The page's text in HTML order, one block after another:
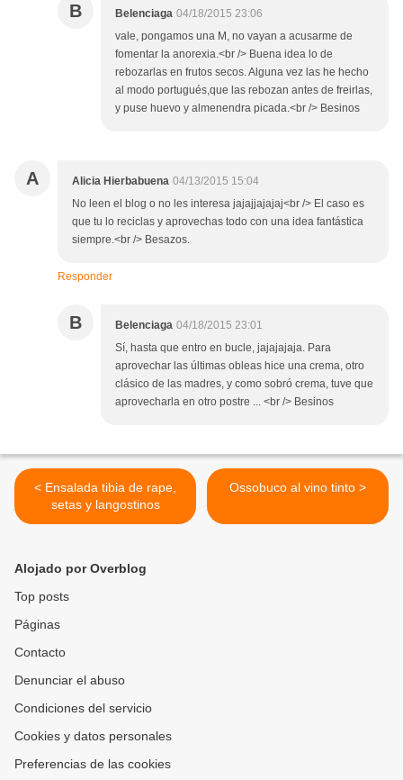
B Belenciaga 04/18/2015 23:06
vale, pongamos una M, no vayan a acusarme de
fomentar la anorexia.<br /> Buena idea lo de
rebozarlas en frutos secos. Alguna vez las he hecho
al modo portugués,que las rebozan antes de freirlas,
y puse huevo y almenendra picada.<br /> Besinos
A Alicia Hierbabuena 04/13/2015 15:04
No leen el blog o no les interesa jajajjajajaj<br /> El caso es
que tu lo reciclas y aprovechas todo con una idea fantástica
siempre.<br /> Besazos.
Responder
B Belenciaga 04/18/2015 23:01
Sí, hasta que entro en bucle, jajajajaja. Para
aprovechar las últimas obleas hice una crema, otro
clásico de las madres, y como sobró crema, tuve que
aprovecharla en otro postre ... <br /> Besinos
< Ensalada tibia de rape,
setas y langostinos
Ossobuco al vino tinto >
Alojado por Overblog
Top posts
Páginas
Contacto
Denunciar el abuso
Condiciones del servicio
Cookies y datos personales
Preferencias de las cookies